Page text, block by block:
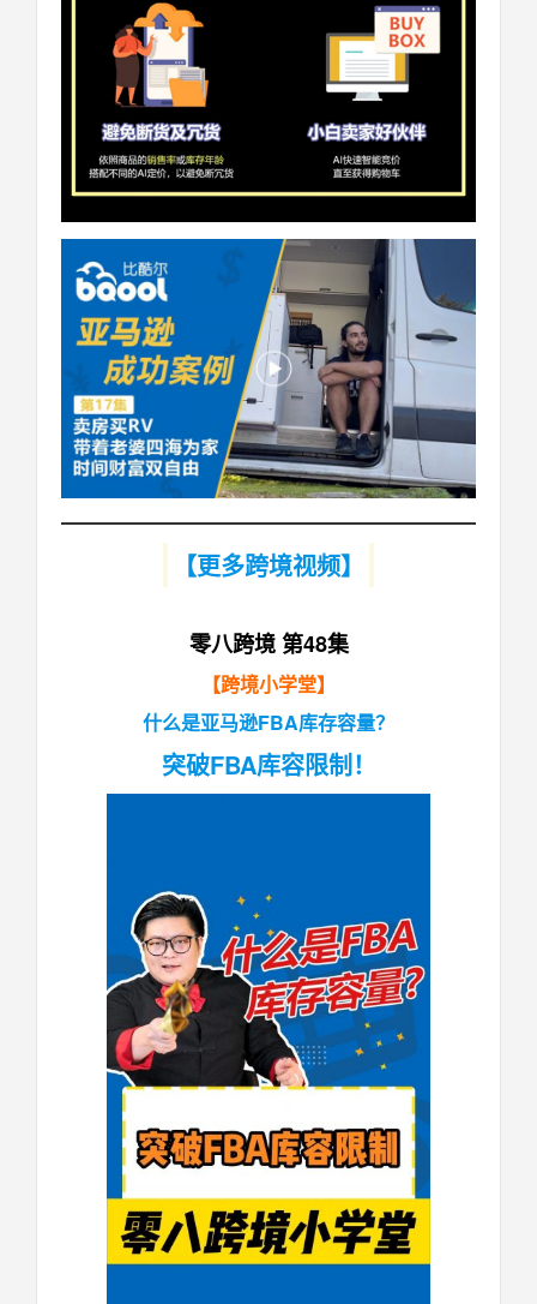
【更多跨境视频】
零八跨境 第48集
【跨境小学堂】
什么是亚马逊FBA库存容量？
突破FBA库容限制！